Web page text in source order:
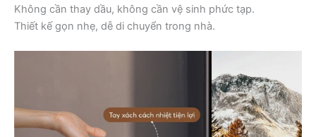
Không cần thay dầu, không cần vệ sinh phức tạp.
Thiết kế gọn nhẹ, dễ di chuyển trong nhà.